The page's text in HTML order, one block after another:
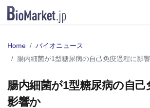
Home
バイオニュース
腸内細菌が1型糖尿病の自己免疫過程に影
腸内細菌が1型糖尿病の自己
影響か